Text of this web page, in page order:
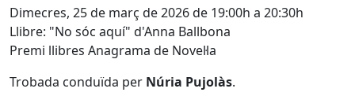
Dimecres, 25 de març de 2026 de 19:00h a 20:30h
Llibre: "No sóc aquí" d'Anna Ballbona
Premi llibres Anagrama de Novel·la
Trobada conduïda per Núria Pujolàs.